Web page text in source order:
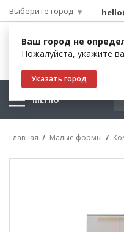
Выберите город
Ваш город не
Пожалуйста, укажите
Указать город
МЕНЮ
Главная Малые формы